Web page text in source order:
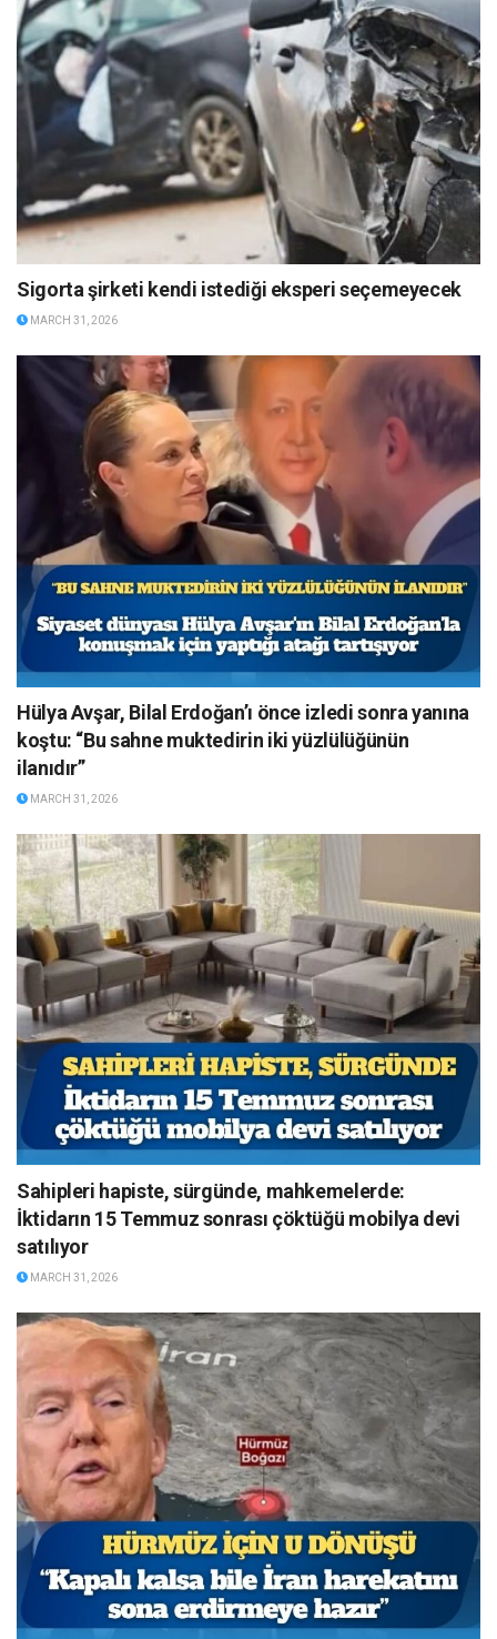
Sigorta şirketi kendi istediği eksperi seçemeyecek
MARCH 31, 2026
Hülya Avşar, Bilal Erdoğan’ı önce izledi sonra yanına
koştu: “Bu sahne muktedirin iki yüzlülüğünün
ilanıdır”
MARCH 31, 2026
Sahipleri hapiste, sürgünde, mahkemelerde:
İktidarın 15 Temmuz sonrası çöktüğü mobilya devi
satılıyor
MARCH 31, 2026